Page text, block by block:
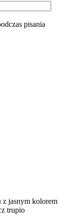
pisania
z jasnym kolorem
trupio